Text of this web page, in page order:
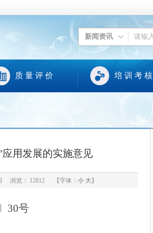
新闻资讯
质 量 评 价 培 训 考 核
用发展的实施意见
浏览： 12812 【字体： 小 大】
30号